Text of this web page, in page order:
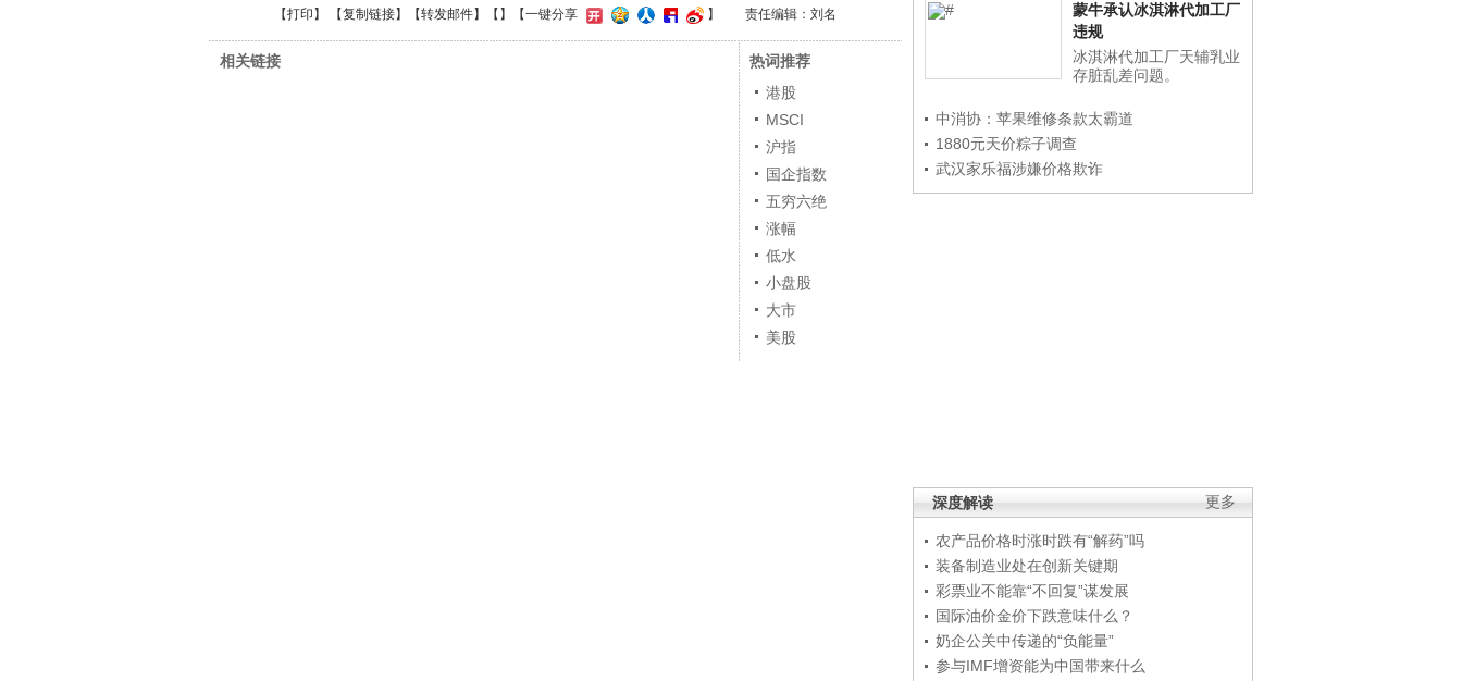
蒙牛承认冰淇淋代加工厂
违规
冰淇淋代加工厂天辅乳业
存脏乱差问题。
中消协：苹果维修条款太霸道
1880元天价粽子调查
武汉家乐福涉嫌价格欺诈
更多
深度解读
农产品价格时涨时跌有“解药”吗
装备制造业处在创新关键期
彩票业不能靠“不回复”谋发展
国际油价金价下跌意味什么？
奶企公关中传递的“负能量”
参与IMF增资能为中国带来什么
【打印 】 【复制链接】【转发邮件】【 】 【一键分享 】 责任编辑：刘名
相关链接
热词推荐
港股
MSCI
沪指
国企指数
五穷六绝
涨幅
低水
小盘股
大市
美股